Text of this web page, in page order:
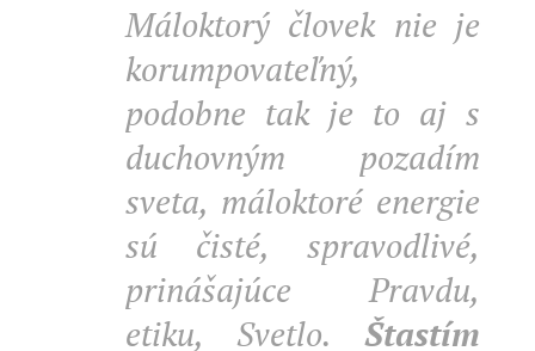
Máloktorý človek nie je
korumpovateľný,
podobne tak je to aj s
duchovným pozadím
sveta, máloktoré energie
sú čisté, spravodlivé,
prinášajúce Pravdu,
etiku, Svetlo. Štastím